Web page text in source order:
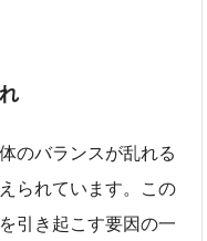
のバランスが乱れる
られています。この
引き起こす要因の一